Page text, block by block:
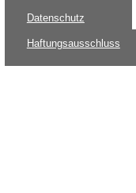
Datenschutz
Haftungsausschluss